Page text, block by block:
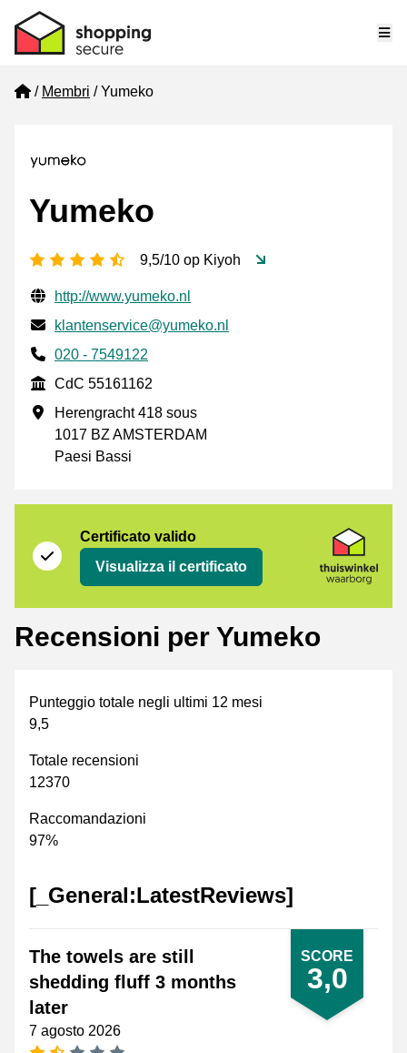
Home
Membri Yumeko
Yumeko
[_General:NumberOfStarsPluralFormat]
9,5/10 op Kiyoh
Informazioni di contatto verificate
Website URL
http://www.yumeko.nl
Mail
klantenservice@yumeko.nl
Phone number
020 - 7549122
CdC
CdC 55161162
Indirizzo commerciale
Herengracht 418 sous
1017 BZ AMSTERDAM
Paesi Bassi
Certificato valido
Visualizza il certificato
Recensioni per Yumeko
Punteggio totale negli ultimi 12 mesi
9,5
Totale recensioni
12370
Raccomandazioni
97%
[_General:LatestReviews]
SCORE
3,0
The towels are still
shedding fluff 3 months
later
7 agosto 2026